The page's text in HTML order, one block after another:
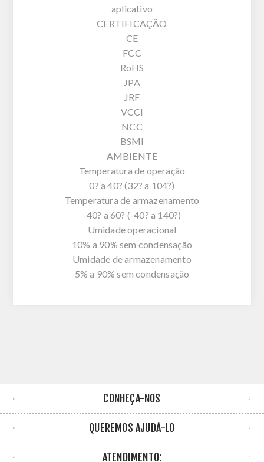
aplicativo
CERTIFICAÇÃO
CE
FCC
RoHS
JPA
JRF
VCCI
NCC
BSMI
AMBIENTE
Temperatura de operação
0? a 40? (32? a 104?)
Temperatura de armazenamento
-40? a 60? (-40? a 140?)
Umidade operacional
10% a 90% sem condensação
Umidade de armazenamento
5% a 90% sem condensação
CONHEÇA-NOS
QUEREMOS AJUDÁ-LO
ATENDIMENTO: